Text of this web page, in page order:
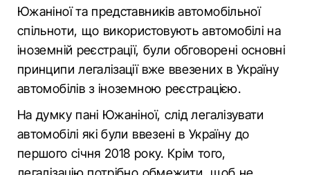
Южаніної та представників автомобільної
спільноти, що використовують автомобілі на
іноземній реєстрації, були обговорені основні
принципи легалізації вже ввезених в Україну
автомобілів з іноземною реєстрацією.
На думку пані Южаніної, слід легалізувати
автомобілі які були ввезені в Україну до
першого січня 2018 року. Крім того,